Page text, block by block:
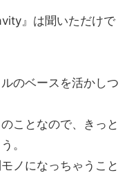
』は聞いただけで
のベースを活かしつ
ことなので、きっと
。
ノになっちゃうこと